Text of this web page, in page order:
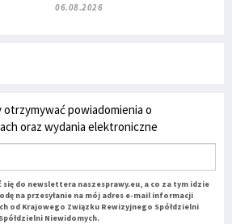
06.08.2026
powiadomienia o
oraz wydania elektroniczne
się do newslettera naszesprawy.eu, a co za tym idzie
na przesyłanie na mój adres e-mail informacji
od Krajowego Związku Rewizyjnego Spółdzielni
Niewidomych.